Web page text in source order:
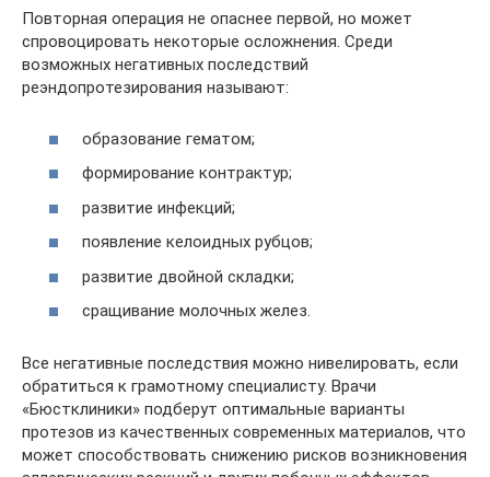
Повторная операция не опаснее первой, но может
спровоцировать некоторые осложнения. Среди
возможных негативных последствий
реэндопротезирования называют:
образование гематом;
формирование контрактур;
развитие инфекций;
появление келоидных рубцов;
развитие двойной складки;
сращивание молочных желез.
Все негативные последствия можно нивелировать, если
обратиться к грамотному специалисту. Врачи
«Бюстклиники» подберут оптимальные варианты
протезов из качественных современных материалов, что
может способствовать снижению рисков возникновения